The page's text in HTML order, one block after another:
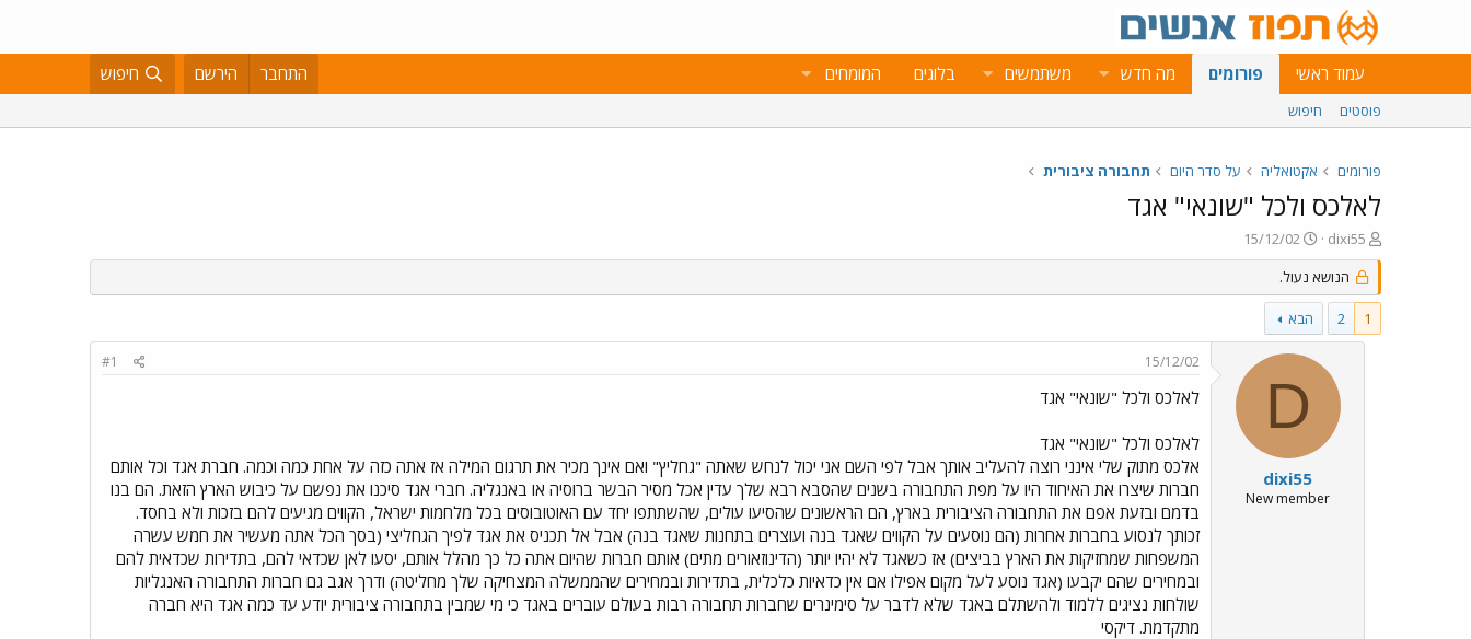
עמוד ראשי פורומים מה חדש משתמשים בלוגים המומחים התחבר הירשם חיפוש
פוסטים חיפוש
פורומים אקטואליה על סדר היום תחבורה ציבורית
לאלכס ולכל "שונאי" אגד
פ
ו
ת
ח
ה
נ
dixi55
פ
ו
ר
ס
ם
ב
ת
ר
י
15/12/02
הנושא נעול.
1
2 הבא
D
dixi55
New member
15/12/02
#1
לאלכס ולכל "שונאי" אגד
לאלכס ולכל "שונאי" אגד
אלכס מתוק שלי אינני רוצה להעליב אותך אבל לפי השם אני יכול לנחש שאתה "גחליץ" ואם אינך מכיר את תרגום המילה אז אתה כזה על אחת כמה וכמה. חברת אגד וכל אותם
חברות שיצרו את האיחוד היו על מפת התחבורה בשנים שהסבא רבא שלך עדין אכל מסיר הבשר ברוסיה או באנגליה. חברי אגד סיכנו את נפשם על כיבוש הארץ הזאת. הם בנו
בדמם ובזעת אפם את התחבורה הציבורית בארץ, הם הראשונים שהסיעו עולים, שהשתתפו יחד עם האוטובוסים בכל מלחמות ישראל, הקווים מגיעים להם בזכות ולא בחסד.
זכותך לנסוע בחברות אחרות (הם נוסעים על הקווים שאגד בנה ועוצרים בתחנות שאגד בנה) אבל אל תכניס את אגד לפיך הגחליצי (בסך הכל אתה מעשיר את חמש עשרה
המשפחות שמחזיקות את הארץ בביצים) אז כשאגד לא יהיו יותר (הדינוזאורים מתים) אותם חברות שהיום אתה כל כך מהלל אותם, יסעו לאן שכדאי להם, בתדירות שכדאית להם
ובמחירים שהם יקבעו (אגד נוסע לעל מקום אפילו אם אין כדאיות כלכלית, בתדירות ובמחירים שהממשלה המצחיקה שלך מחליטה) ודרך אגב גם חברות התחבורה האנגליות
שולחות נציגים ללמוד ולהשתלם באגד שלא לדבר על סימינרים שחברות תחבורה רבות בעולם עוברים באגד כי מי שמבין בתחבורה ציבורית יודע עד כמה אגד היא חברה
מתקדמת. דיקסי